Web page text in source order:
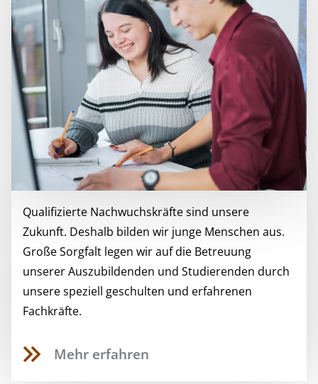
Qualifizierte Nachwuchskräfte sind unsere
Zukunft. Deshalb bilden wir junge Menschen aus.
Große Sorgfalt legen wir auf die Betreuung
unserer Auszubildenden und Studierenden durch
unsere speziell geschulten und erfahrenen
Fachkräfte.
Mehr erfahren